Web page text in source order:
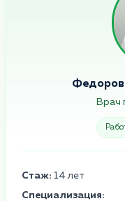
Федоров
Врач
Стаж: 14 лет
Специализация: